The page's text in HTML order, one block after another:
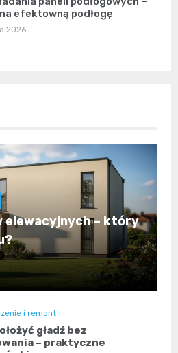
efektowną podłogę
2026
elewacyjnych – który
i remont
gładź bez
– praktyczne